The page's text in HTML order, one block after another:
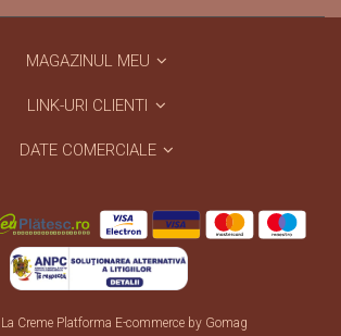
MAGAZINUL MEU
LINK-URI CLIENTI
DATE COMERCIALE
Creme Platforma E-commerce by Gomag